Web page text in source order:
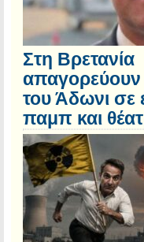
Στη Βρετανία
απαγορεύουν
του Άδωνι σε
παμπ και